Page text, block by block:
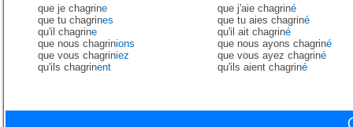
que je chagrine
que tu chagrines
qu'il chagrine
que nous chagrinions
que vous chagriniez
qu'ils chagrinent
que j'aie chagriné
que tu aies chagriné
qu'il ait chagriné
que nous ayons chagriné
que vous ayez chagriné
qu'ils aient chagriné